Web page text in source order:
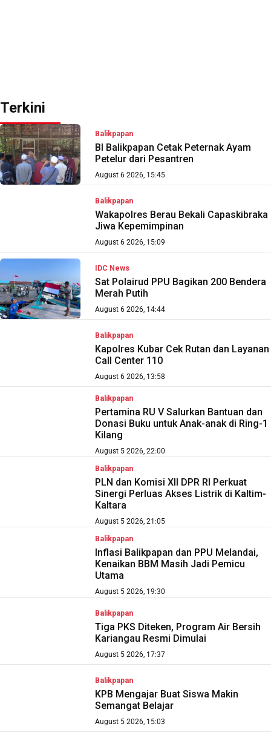
Terkini
Balikpapan
BI Balikpapan Cetak Peternak Ayam
Petelur dari Pesantren
August 6 2026, 15:45
Balikpapan
Wakapolres Berau Bekali Capaskibraka
Jiwa Kepemimpinan
August 6 2026, 15:09
IDC News
Sat Polairud PPU Bagikan 200 Bendera
Merah Putih
August 6 2026, 14:44
Balikpapan
Kapolres Kubar Cek Rutan dan Layanan
Call Center 110
August 6 2026, 13:58
Balikpapan
Pertamina RU V Salurkan Bantuan dan
Donasi Buku untuk Anak-anak di Ring-1
Kilang
August 5 2026, 22:00
Balikpapan
PLN dan Komisi XII DPR RI Perkuat
Sinergi Perluas Akses Listrik di Kaltim-
Kaltara
August 5 2026, 21:05
Balikpapan
Inflasi Balikpapan dan PPU Melandai,
Kenaikan BBM Masih Jadi Pemicu
Utama
August 5 2026, 19:30
Balikpapan
Tiga PKS Diteken, Program Air Bersih
Kariangau Resmi Dimulai
August 5 2026, 17:37
Balikpapan
KPB Mengajar Buat Siswa Makin
Semangat Belajar
August 5 2026, 15:03